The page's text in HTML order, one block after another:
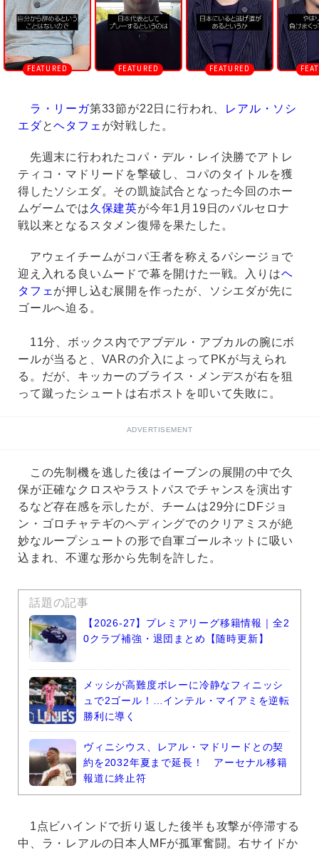
ラ・リーガ第33節が22日に行われ、
レアル・ソシ
エダとヘタフェ が対戦した。
先週末に行われたコパ・デル・レイ決勝でアトレ
ティコ・マドリードを撃破し、コパのタイトルを獲
得したソシエダ。その凱旋試合となった今回のホー
ムゲームでは久保建英が今年1月19日のバルセロナ
戦以来となるスタメン復帰を果たした。
アウェイチームがコパ王者を称えるパシージョで
迎え入れる良いムードで幕を開けた一戦。入りはヘ
タフェが押し込む展開を作ったが、ソシエダが先に
ゴールへ迫る。
11分、ボックス内でアブデル・アブカルの腕にボ
ールが当ると、VARの介入によってPKが与えられ
る。だが、キッカーのブライス・メンデスが右を狙
って蹴ったシュートは右ポストを叩いて失敗に。
ADVERTISEMENT
この先制機を逃した後はイーブンの展開の中で久
保が正確なクロスやラストパスでチャンスを演出す
るなど存在感を示したが、チームは29分にDFジョ
ン・ゴロチャテギのヘディングでのクリアミスが絶
妙なループシュートの形で自軍ゴールネットに吸い
込まれ、不運な形から先制を許した。
話題の記事
【2026-27】プレミアリーグ移籍情報｜全2
0クラブ補強・退団まとめ【随時更新】
メッシが高難度ボレーに冷静なフィニッシ
ュで2ゴール！…インテル・マイアミを逆転
勝利に導く
ヴィニシウス、レアル・マドリードとの契
約を2032年夏まで延長！ アーセナル移籍
報道に終止符
1点ビハインドで折り返した後半も攻撃が停滞する
中、ラ・レアルの日本人MFが孤軍奮闘。右サイドか